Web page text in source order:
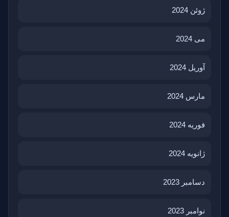
ژوئن 2024
می 2024
آوریل 2024
مارس 2024
فوریه 2024
ژانویه 2024
دسامبر 2023
نوامبر 2023